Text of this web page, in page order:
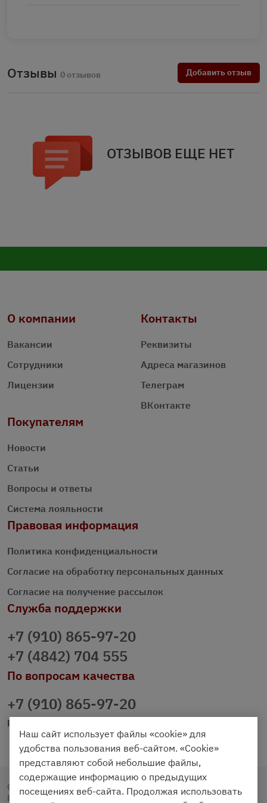
Отзывы 0 отзывов Добавить отзыв
ОТЗЫВОВ ЕЩЕ НЕТ
О компании
Вакансии
Сотрудники
Лицензии
Контакты
Реквизиты
Адреса магазинов
Телеграм
ВКонтакте
Покупателям
Новости
Статьи
Вопросы и ответы
Система лояльности
Правовая информация
Политика конфиденциальности
Согласие на обработку персональных данных
Согласие на получение рассылок
Служба поддержки
+7 (910) 865-97-20
+7 (4842) 704 555
По вопросам качества
+7 (910) 865-97-20
prazdnichniy40@palmi.ru
Copyright © 2020 - 2026. Праздничный Стол.
Разработка и продвижение - Vegas Studio
Наш сайт использует файлы «cookie» для
удобства пользования веб-сайтом. «Cookie»
представляют собой небольшие файлы,
содержащие информацию о предыдущих
посещениях веб-сайта. Продолжая использовать